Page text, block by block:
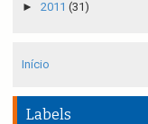
► 2011 (31)
Início
Labels